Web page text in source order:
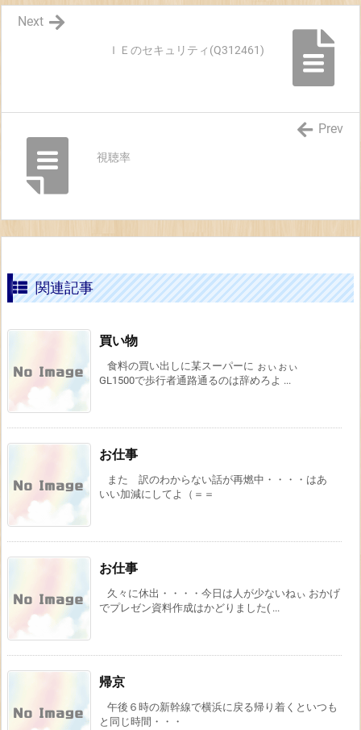
ＩＥのセキュリティ(Q312461)
Next
視聴率
Prev
関連記事
買い物
食料の買い出しに某スーパーに ぉぃぉぃ
GL1500で歩行者通路通るのは辞めろよ ...
お仕事
また 訳のわからない話が再燃中・・・・はあ
いい加減にしてよ（＝＝
お仕事
久々に休出・・・・今日は人が少ないねぃ おかげ
でプレゼン資料作成はかどりました( ...
帰京
午後６時の新幹線で横浜に戻る帰り着くといつも
と同じ時間・・・